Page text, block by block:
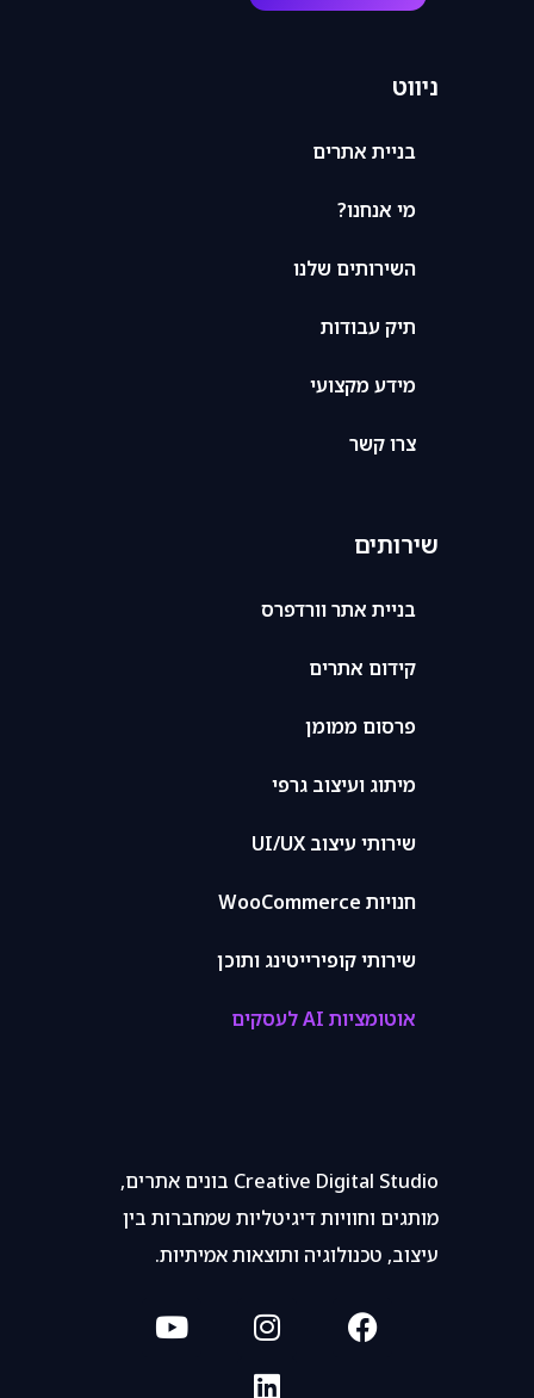
ניווט
בניית אתרים
מי אנחנו?
השירותים שלנו
תיק עבודות
מידע מקצועי
צרו קשר
שירותים
בניית אתר וורדפרס
קידום אתרים
פרסום ממומן
מיתוג ועיצוב גרפי
שירותי עיצוב UI/UX
חנויות WooCommerce
שירותי קופירייטינג ותוכן
אוטומציות AI לעסקים
Creative Digital Studio בונים אתרים,
מותגים וחוויות דיגיטליות שמחברות בין
עיצוב, טכנולוגיה ותוצאות אמיתיות.